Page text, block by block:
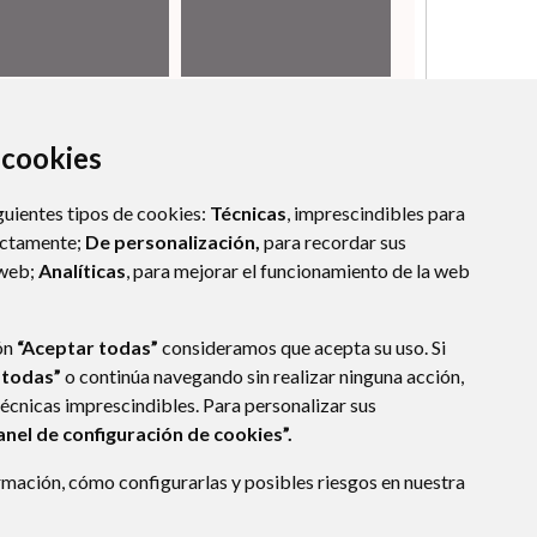
tipos de cookies: Técnicas, imprescindibles para
De personalización, para recordar sus
Analíticas, para mejorar el funcionamiento de la web
“Aceptar todas” consideramos que acepta su uso. Si
o continúa navegando sin realizar ninguna acción,
imprescindibles. Para personalizar sus
de configuración de cookies”.
cómo configurarlas y posibles riesgos en nuestra